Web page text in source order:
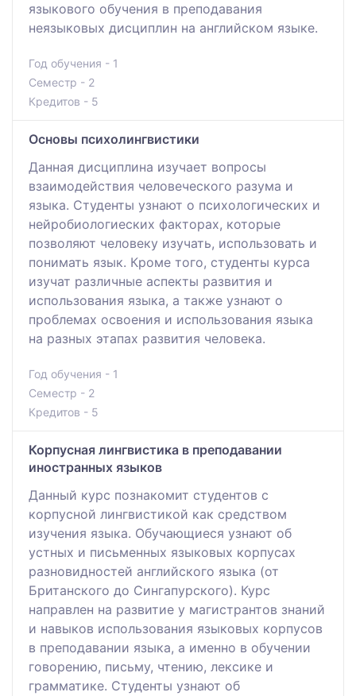
языкового обучения в преподавания
неязыковых дисциплин на английском языке.
Год обучения - 1
Семестр - 2
Кредитов - 5
Основы психолингвистики
Данная дисциплина изучает вопросы
взаимодействия человеческого разума и
языка. Студенты узнают о психологических и
нейробиологиеских факторах, которые
позволяют человеку изучать, использовать и
понимать язык. Кроме того, студенты курса
изучат различные аспекты развития и
использования языка, а также узнают о
проблемах освоения и использования языка
на разных этапах развития человека.
Год обучения - 1
Семестр - 2
Кредитов - 5
Корпусная лингвистика в преподавании
иностранных языков
Данный курс познакомит студентов с
корпусной лингвистикой как средством
изучения языка. Обучающиеся узнают об
устных и письменных языковых корпусах
разновидностей английского языка (от
Британского до Сингапурского). Курс
направлен на развитие у магистрантов знаний
и навыков использования языковых корпусов
в преподавании языка, а именно в обучении
говорению, письму, чтению, лексике и
грамматике. Студенты узнают об